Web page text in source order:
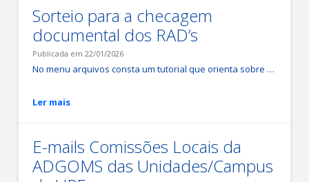
Sorteio para a checagem
documental dos RAD’s
Publicada em 22/01/2026
No menu arquivos consta um tutorial que orienta sobre o processo de sorteio para a checagem documental dos RAD’s, o qual está embasado pela Resolução CONSUN nº 061/2022 de 25/11/2022 que dispõe sobre a atualização das normas de validação assinaladas no RAD.
Ler mais
E-mails Comissões Locais da
ADGOMS das Unidades/Campus